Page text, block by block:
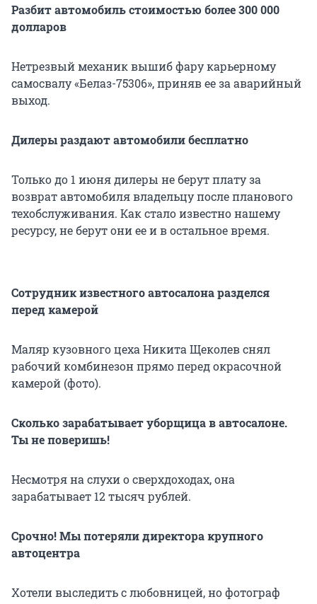
Разбит автомобиль стоимостью более 300 000
долларов
Нетрезвый механик вышиб фару карьерному
самосвалу «Белаз-75306», приняв ее за аварийный
выход.
Дилеры раздают автомобили бесплатно
Только до 1 июня дилеры не берут плату за
возврат автомобиля владельцу после планового
техобслуживания. Как стало известно нашему
ресурсу, не берут они ее и в остальное время.
Сотрудник известного автосалона разделся
перед камерой
Маляр кузовного цеха Никита Щеколев снял
рабочий комбинезон прямо перед окрасочной
камерой (фото).
Сколько зарабатывает уборщица в автосалоне.
Ты не поверишь!
Несмотря на слухи о сверхдоходах, она
зарабатывает 12 тысяч рублей.
Срочно! Мы потеряли директора крупного
автоцентра
Хотели выследить с любовницей, но фотограф